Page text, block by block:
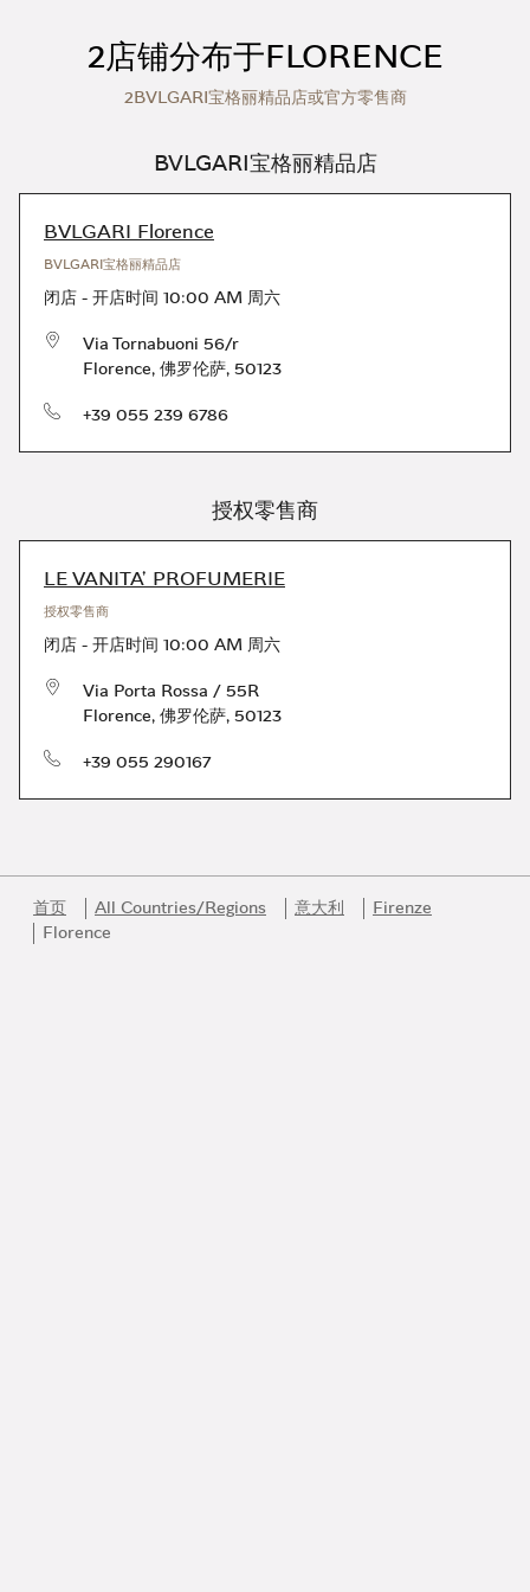
2店铺分布于FLORENCE
2BVLGARI宝格丽精品店或官方零售商
BVLGARI宝格丽精品店
BVLGARI Florence
BVLGARI宝格丽精品店
闭店 - 开店时间 10:00 AM 周六
Via Tornabuoni 56/r
Florence, 佛罗伦萨, 50123
电话号码+39 055 239 6786
授权零售商
LE VANITA' PROFUMERIE
授权零售商
闭店 - 开店时间 10:00 AM 周六
Via Porta Rossa / 55R
Florence, 佛罗伦萨, 50123
电话号码+39 055 290167
首页 All Countries/Regions 意大利
Firenze
Florence